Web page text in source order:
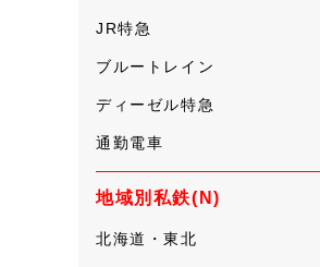
JR特急
ブルートレイン
ディーゼル特急
通勤電車
地域別私鉄(N)
北海道・東北